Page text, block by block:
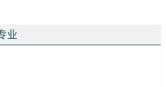
业